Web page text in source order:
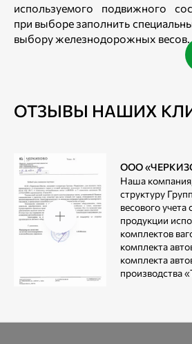
используемого подвижного
при выборе заполнить
выбору железнодорожных весов.
ОТЗЫВЫ НАШИХ
ООО
Наша
структуру
весового учета
продукции
комплектов
комплекта
комплекта
производства